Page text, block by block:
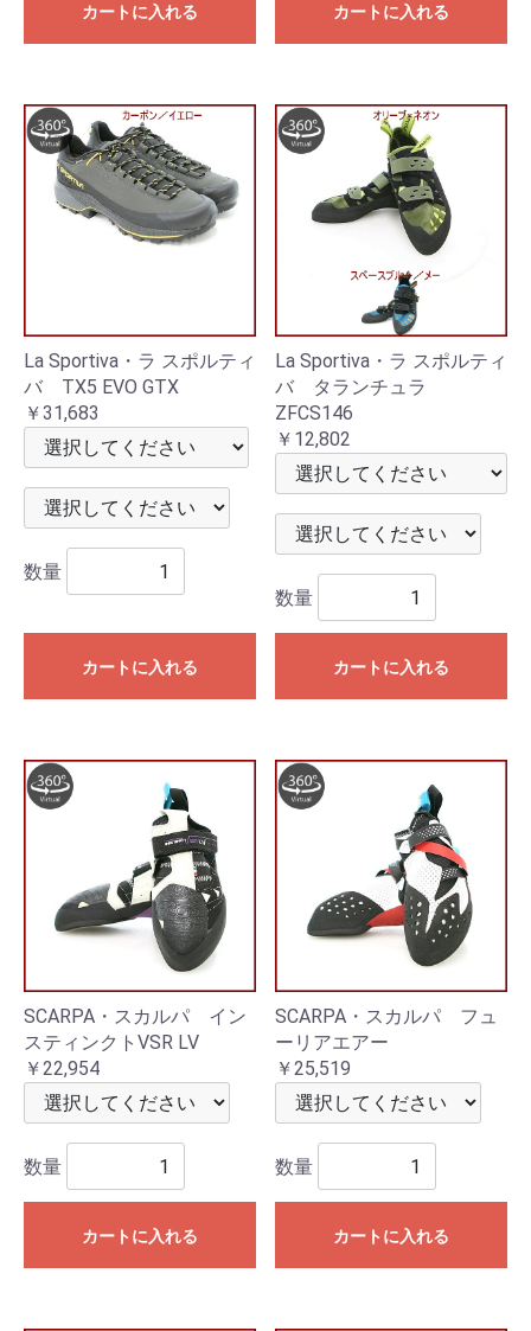
カートに入れる カートに入れる
La Sportiva・ラ スポルティ
バ TX5 EVO GTX
￥31,683
数量
カートに入れる
La Sportiva・ラ スポルティ
バ タランチュラ
ZFCS146
￥12,802
数量
カートに入れる
SCARPA・スカルパ イン
スティンクトVSR LV
￥22,954
数量
カートに入れる
SCARPA・スカルパ フュ
ーリアエアー
￥25,519
数量
カートに入れる